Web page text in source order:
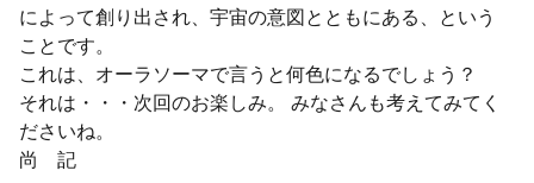
によって創り出され、宇宙の意図とともにある、という
ことです。
これは、オーラソーマで言うと何色になるでしょう？
それは・・・次回のお楽しみ。 みなさんも考えてみてく
ださいね。
尚 記